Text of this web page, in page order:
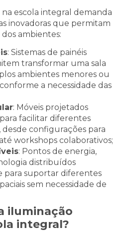
escola integral demanda
inovadoras que permitam
ambientes:
: Sistemas de painéis
transformar uma sala
ambientes menores ou
a necessidade das
: Móveis projetados
facilitar diferentes
desde configurações para
workshops colaborativos;
: Pontos de energia,
distribuídos
para suportar diferentes
sem necessidade de
iluminação
integral?